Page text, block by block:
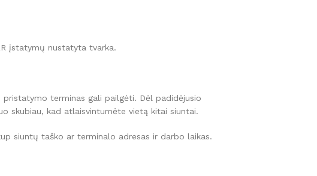
įstatymų nustatyta tvarka.
terminas gali pailgėti. Dėl padidėjusio
skubiau, kad atlaisvintumėte vietą kitai siuntai.
siuntų taško ar terminalo adresas ir darbo laikas.